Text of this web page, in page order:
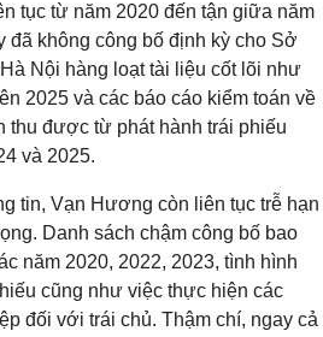
tục từ năm 2020 đến tận giữa năm
đã không công bố định kỳ cho Sở
Nội hàng loạt tài liệu cốt lõi như
2025 và các báo cáo kiểm toán về
thu được từ phát hành trái phiếu
và 2025.
tin, Vạn Hương còn liên tục trễ hạn
Danh sách chậm công bố bao
năm 2020, 2022, 2023, tình hình
cũng như việc thực hiện các
đối với trái chủ. Thậm chí, ngay cả